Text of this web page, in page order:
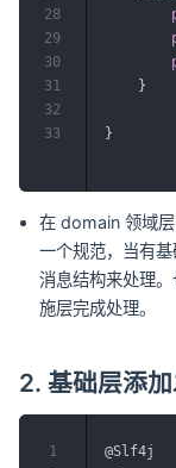
}
}
28
29
30
31
32
33
在 domain 领域
一个规范，当有
消息结构来处理
施层完成处理。
2. 基础层添
@Slf4j
1